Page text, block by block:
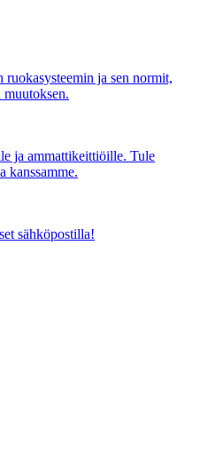
ruokasysteemin ja sen normit,
muutoksen.
ja ammattikeittiöille. Tule
kanssamme.
sähköpostilla!